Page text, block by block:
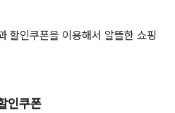
할인쿠폰을 이용해서 알뜰한 쇼핑
인쿠폰